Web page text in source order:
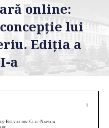
online:
lui
Ediția a
a